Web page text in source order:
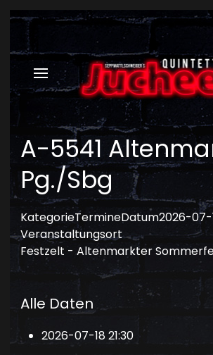
A-5541
Pg./Sbg
KategorieTermineDatum2026-07-
Veranstaltungsort
Festzelt - Altenmarkter
Alle Daten
2026-07-1821:30